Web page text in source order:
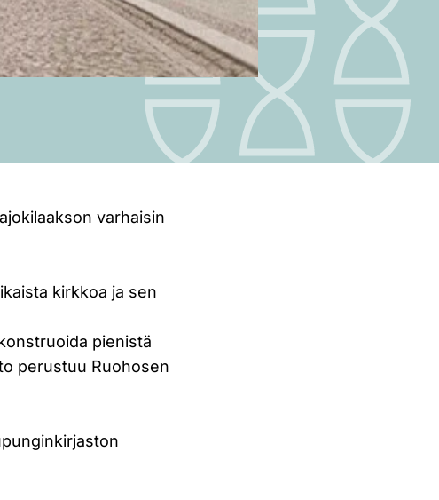
varhaisin
kirkkoa ja sen
pienistä
perustuu Ruohosen